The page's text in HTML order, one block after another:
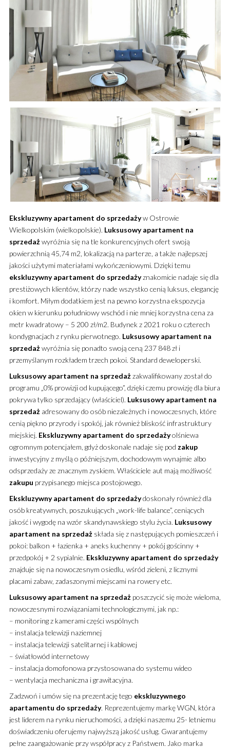
Ekskluzywny apartament do sprzedażyw Ostrowie
Wielkopolskim (wielkopolskie). Luksusowy apartament na
sprzedażwyróżnia się na tle konkurencyjnych ofert swoją
powierzchnią 45,74 m2, lokalizacją na parterze, a także najlepszej
jakości użytymi materiałami wykończeniowymi. Dzięki temu
ekskluzywny apartament do sprzedażyznakomicie nadaje się dla
prestiżowych klientów, którzy nade wszystko cenią luksus, elegancję
i komfort. Miłym dodatkiem jest na pewno korzystna ekspozycja
okien w kierunku południowy wschód i nie mniej korzystna cena za
metr kwadratowy – 5 200 zł/m2. Budynek z 2021 roku o czterech
kondygnacjach z rynku pierwotnego. Luksusowy apartament na
sprzedażwyróżnia się ponadto swoją ceną 237 848 zł i
przemyślanym rozkładem trzech pokoi. Standard deweloperski.
Luksusowy apartament na sprzedażzakwalifikowany został do
programu „0% prowizji od kupującego”, dzięki czemu prowizję dla biura
pokrywa tylko sprzedający (właściciel). Luksusowy apartament na
sprzedażadresowany do osób niezależnych i nowoczesnych, które
cenią piękno przyrody i spokój, jak również bliskość infrastruktury
miejskiej. Ekskluzywny apartament do sprzedażyolśniewa
ogromnym potencjałem, gdyż doskonale nadaje się pod zakup
inwestycyjny z myślą o późniejszym, dochodowym wynajmie albo
odsprzedaży ze znacznym zyskiem. Właściciele aut mają możliwość
zakupu przypisanego miejsca postojowego.
Ekskluzywny apartament do sprzedażydoskonały również dla
osób kreatywnych, poszukujących „work-life balance”, ceniących
jakość i wygodę na wzór skandynawskiego stylu życia. Luksusowy
apartament na sprzedażskłada się z następujących pomieszczeń i
pokoi: balkon + łazienka + aneks kuchenny + pokój gościnny +
przedpokój + 2 sypialnie. Ekskluzywny apartament do sprzedaży
znajduje się na nowoczesnym osiedlu, wśród zieleni, z licznymi
placami zabaw, zadaszonymi miejscami na rowery etc.
Luksusowy apartament na sprzedażposzczycić się może wieloma,
nowoczesnymi rozwiązaniami technologicznymi, jak np.:
– monitoring z kamerami części wspólnych
– instalacja telewizji naziemnej
– instalacja telewizji satelitarnej i kablowej
– światłowód internetowy
– instalacja domofonowa przystosowana do systemu wideo
– wentylacja mechaniczna i grawitacyjna.
Zadzwoń i umów się na prezentację tego ekskluzywnego
apartamentu do sprzedaży. Reprezentujemy markę WGN, która
jest liderem na rynku nieruchomości, a dzięki naszemu 25- letniemu
doświadczeniu oferujemy najwyższą jakość usług. Gwarantujemy
pełne zaangażowanie przy współpracy z Państwem. Jako marka